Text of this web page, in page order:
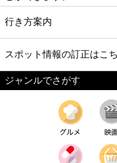
行き方案内
スポット情報の訂正はこ
ジャンルでさがす